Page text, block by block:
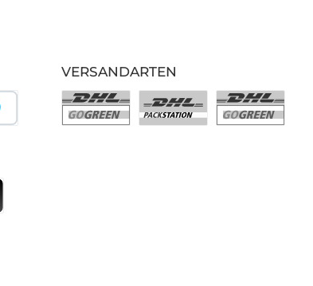
VERSANDARTEN